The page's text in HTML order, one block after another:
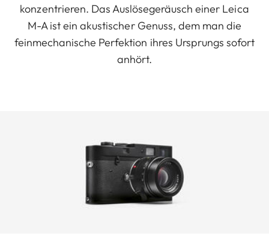
konzentrieren. Das Auslösegeräusch einer Leica
M-A ist ein akustischer Genuss, dem man die
feinmechanische Perfektion ihres Ursprungs sofort
anhört.